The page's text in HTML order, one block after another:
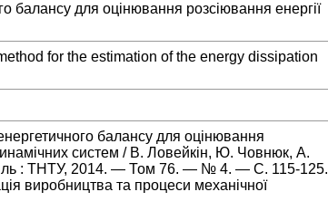
балансу для оцінювання розсіювання енергії
for the estimation of the energy dissipation
балансу для оцінювання
систем / В. Ловейкін, Ю. Човнюк, А.
: ТНТУ, 2014. — Том 76. — № 4. — С. 115-125.
виробництва та процеси механічної